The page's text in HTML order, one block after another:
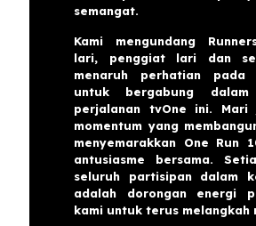
semangat.
Kami mengundang
lari, penggiat lari dan
menaruh perhatian
untuk bergabung dalam
perjalanan tvOne ini. Mari
momentum yang
menyemarakkan One Run
antusiasme bersama.
seluruh partisipan dalam
adalah dorongan energi
kami untuk terus melangkah